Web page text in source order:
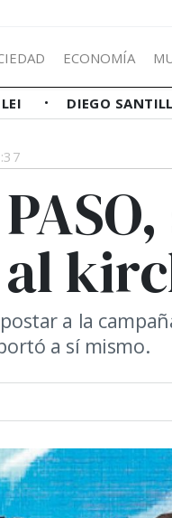
ECONOMÍA
DIEGO
a la
a sí mismo.